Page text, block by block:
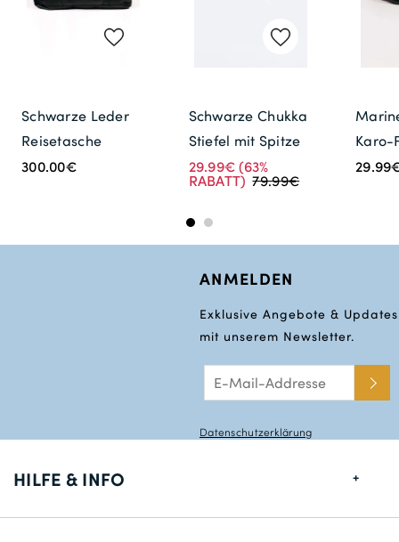
Schwarze Leder
Reisetasche
300.00€
Schwarze Chukka
Stiefel mit Spitze
29.99€(63%
RABATT) 79.99€
Karo-
ANMELDEN
Exklusive Angebote & Updates
mit unserem Newsletter.
Datenschutzerklärung
HILFE & INFO